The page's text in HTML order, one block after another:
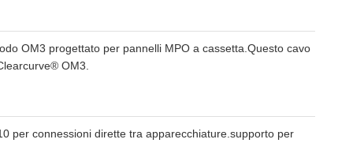
OM3 progettato per pannelli MPO a cassetta.Questo cavo
OM3.
per connessioni dirette tra apparecchiature.supporto per